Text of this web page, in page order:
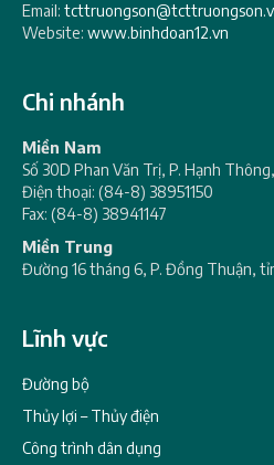
Email:
Website: www.binhdoan12.vn
Chi nhánh
Miền Nam
Số 30D Phan Văn Trị, P. Hạnh
Điện thoại: (84-8) 38951150
Fax: (84-8) 38941147
Miền Trung
Đường 16 tháng 6, P. Đồng Thuận,
Lĩnh vực
Đường bộ
Thủy lợi – Thủy điện
Công trình dân dụng